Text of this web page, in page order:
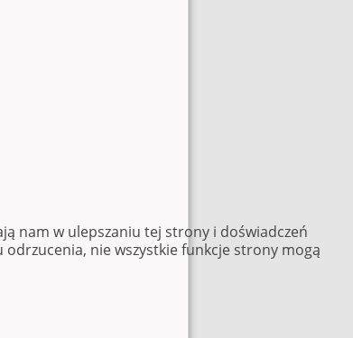
nam w ulepszaniu tej strony i doświadczeń
odrzucenia, nie wszystkie funkcje strony mogą